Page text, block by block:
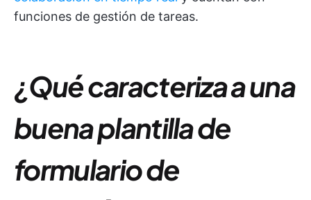
funciones de gestión de tareas.
¿Qué caracteriza a una
buena plantilla de
formulario de